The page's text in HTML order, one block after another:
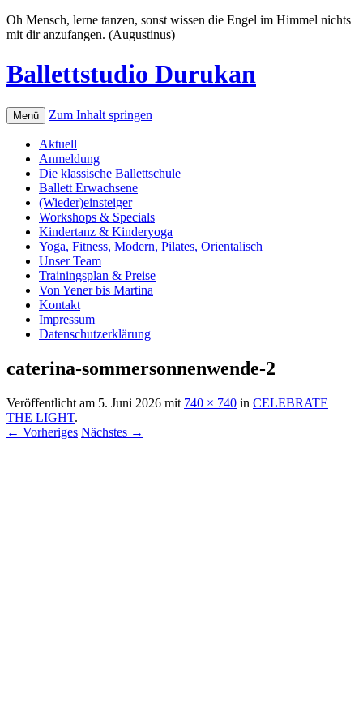
Oh Mensch, lerne tanzen, sonst wissen die Engel im Himmel nichts
mit dir anzufangen. (Augustinus)
Ballettstudio Durukan
Menü Zum Inhalt springen
Aktuell
Anmeldung
Die klassische Ballettschule
Ballett Erwachsene
(Wieder)einsteiger
Workshops & Specials
Kindertanz & Kinderyoga
Yoga, Fitness, Modern, Pilates, Orientalisch
Unser Team
Trainingsplan & Preise
Von Yener bis Martina
Kontakt
Impressum
Datenschutzerklärung
caterina-sommersonnenwende-2
Veröffentlicht am 5. Juni 2026 mit 740 × 740 in CELEBRATE
THE LIGHT.
← Vorheriges Nächstes →